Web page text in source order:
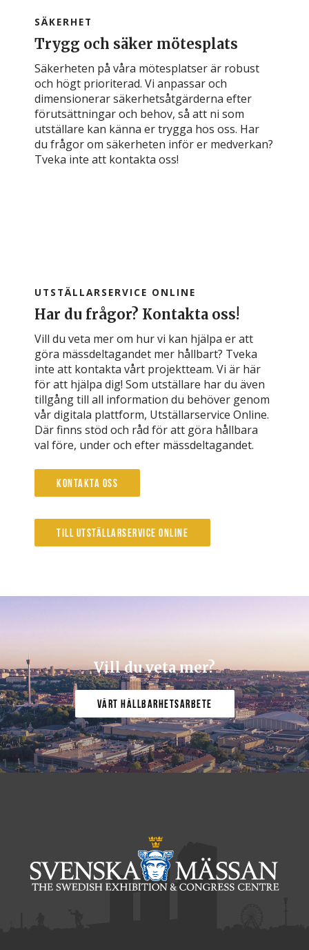
SÄKERHET
Trygg och säker mötesplats
Säkerheten på våra mötesplatser är robust
och högt prioriterad. Vi anpassar och
dimensionerar säkerhetsåtgärderna efter
förutsättningar och behov, så att ni som
utställare kan känna er trygga hos oss. Har
du frågor om säkerheten inför er medverkan?
Tveka inte att kontakta oss!
UTSTÄLLARSERVICE ONLINE
Har du frågor? Kontakta oss!
Vill du veta mer om hur vi kan hjälpa er att
göra mässdeltagandet mer hållbart? Tveka
inte att kontakta vårt projektteam. Vi är här
för att hjälpa dig! Som utställare har du även
tillgång till all information du behöver genom
vår digitala plattform, Utställarservice Online.
Där finns stöd och råd för att göra hållbara
val före, under och efter mässdeltagandet.
Kontakta oss
Till Utställarservice Online
Vill du veta mer?
Vårt hållbarhetsarbete